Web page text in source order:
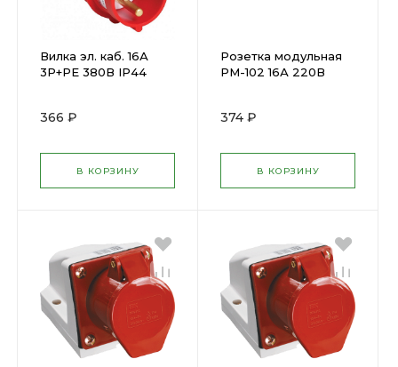
Вилка эл. каб. 16А
3P+PE 380В IP44
366 ₽
В КОРЗИНУ
Розетка модульная
РМ-102 16А 220В
374 ₽
В КОРЗИНУ